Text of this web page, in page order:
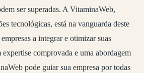
ser superadas. A VitaminaWeb,
tecnológicas, está na vanguarda deste
a integrar e otimizar suas
comprovada e uma abordagem
pode guiar sua empresa por todas